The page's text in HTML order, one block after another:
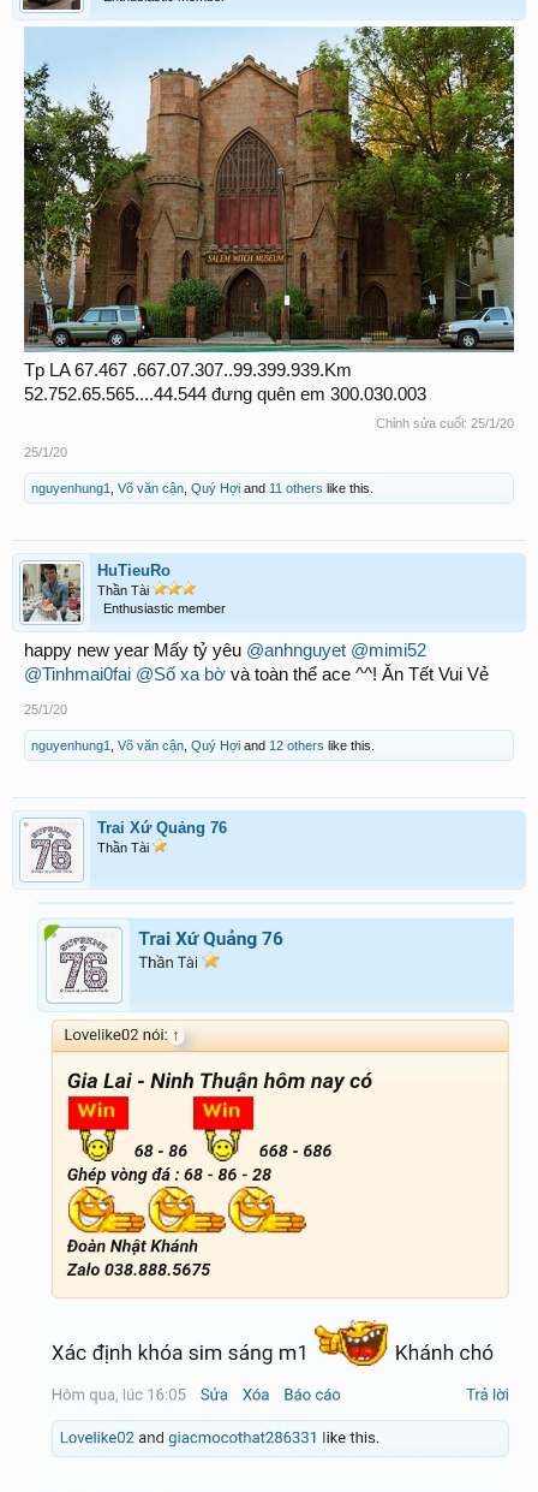
Tp LA 67.467 .667.07.307..99.399.939.Km
52.752.65.565....44.544 đưng quên em 300.030.003
Chỉnh sửa cuối: 25/1/20
25/1/20
nguyenhung1 Võ văn cận Quý Hợi and 11 others like this.
HuTieuRo
Thần Tài
Enthusiastic member
happy new year Mấy tỷ yêu @anhnguyet @mimi52
@Tinhmai0fai @Số xa bờ và toàn thể ace ^^! Ăn Tết Vui Vẻ
25/1/20
nguyenhung1 Võ văn cận Quý Hợi and 12 others like this.
Trai Xứ Quảng 76
Thần Tài